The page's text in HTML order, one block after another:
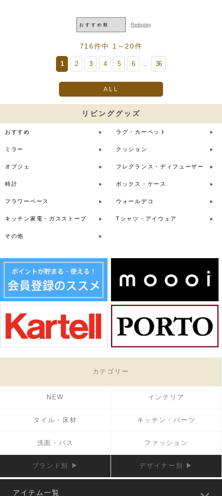
716件中 1～20件
1 2 3 4 5 6 ... 36
ALL
リビンググッズ
おすすめ ラグ・カーペット
ミラー クッション
オブジェ フレグランス・ディフューザー
時計 ボックス・ケース
フラワーベース ウォールデコ
キッチン家電・ガスストーブ Tシャツ・アイウェア
その他
カテゴリー
NEW インテリア
タイル・床材 キッチン・パーツ
洗面・バス ファッション
ブランド別 ▶ デザイナー別 ▶
アイテム一覧